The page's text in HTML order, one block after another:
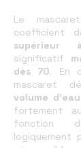
Le
coefficient
significatif
dès 70. En
mascaret
volume
fortement
fonction
logiquement